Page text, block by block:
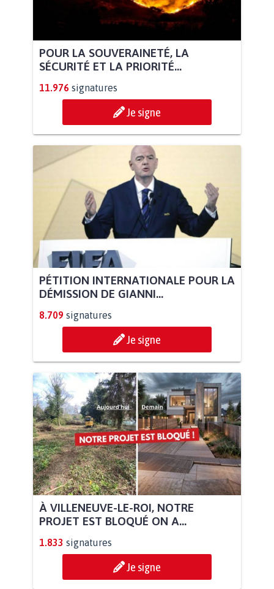
POUR LA SOUVERAINETÉ, LA
SÉCURITÉ ET LA PRIORITÉ...
11.976 signatures
Je signe
PÉTITION INTERNATIONALE POUR LA
DÉMISSION DE GIANNI...
8.709 signatures
Je signe
À VILLENEUVE-LE-ROI, NOTRE
PROJET EST BLOQUÉ ON A...
1.833 signatures
Je signe